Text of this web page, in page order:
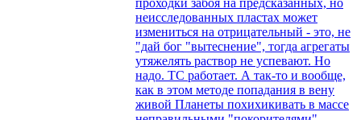
проходки забоя на предсказанных, но
неисследованных пластах может
измениться на отрицательный - это, не
"дай бог "вытеснение", тогда агрегаты
утяжелять раствор не успевают. Но
надо. ТС работает. А так-то и вообще,
как в этом методе попадания в вену
живой Планеты похихикивать в массе